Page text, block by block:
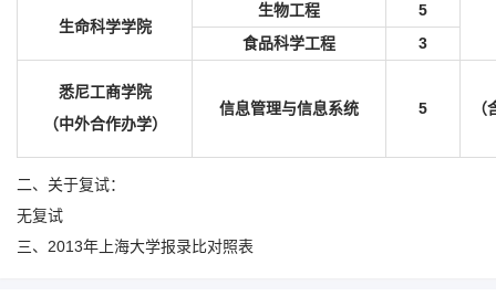
生命科学学院
生物工程 5
食品科学工程 3
悉尼工商学院
（中外合作办学）
信息管理与信息系统 5
二、关于复试：
无复试
三、2013年上海大学报录比对照表